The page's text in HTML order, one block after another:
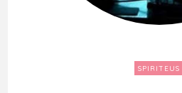
SPIRITEUS